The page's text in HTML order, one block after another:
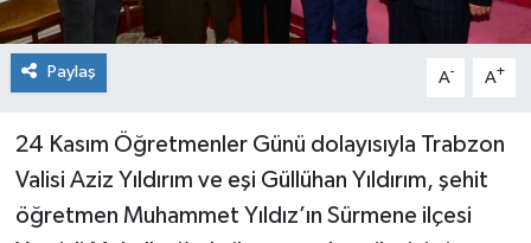
Paylaş A- A+
24 Kasım Öğretmenler Günü dolayısıyla Trabzon
Valisi Aziz Yıldırım ve eşi Güllühan Yıldırım, şehit
öğretmen Muhammet Yıldız’ın Sürmene ilçesi